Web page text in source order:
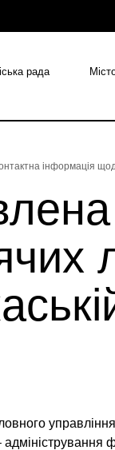
рада
інформація